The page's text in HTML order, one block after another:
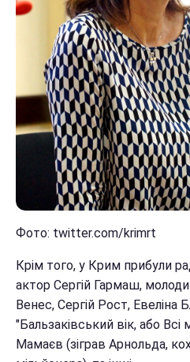
Фото: twitter.com/krimrt
Крім того, у Крим прибули
актор Сергій Гармаш,
Венес, Сергій Рост, Евеліна
"Бальзаківський вік, або
Мамаєв (зіграв Арнольда,